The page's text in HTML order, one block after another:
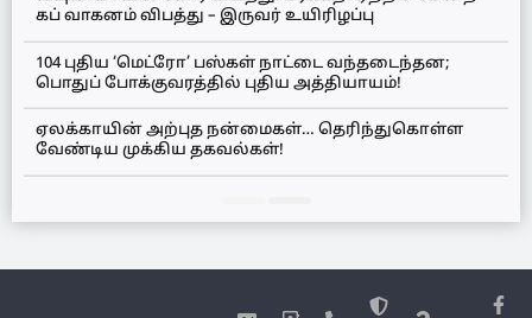
கப் வாகனம் விபத்து – இருவர் உயிரிழப்பு
104 புதிய ‘மெட்ரோ’ பஸ்கள் நாட்டை வந்தடைந்தன;
பொதுப் போக்குவரத்தில் புதிய அத்தியாயம்!
ஏலக்காயின் அற்புத நன்மைகள்… தெரிந்துகொள்ள
வேண்டிய முக்கிய தகவல்கள்!